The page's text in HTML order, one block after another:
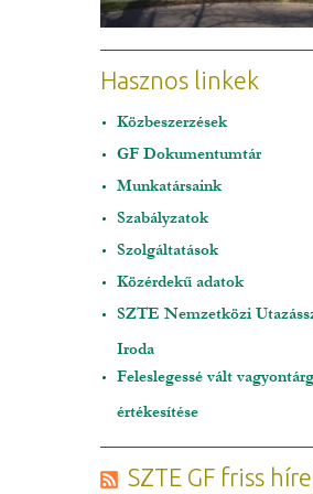
Hasznos linkek
Közbeszerzések
GF Dokumentumtár
Munkatársaink
Szabályzatok
Szolgáltatások
Közérdekű adatok
SZTE Nemzetközi
Iroda
Feleslegessé vált
értékesítése
SZTE GF friss